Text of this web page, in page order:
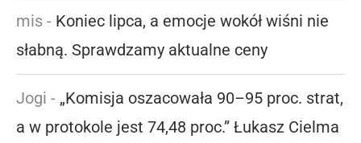
mis - Koniec lipca, a emocje wokół wiśni nie
słabną. Sprawdzamy aktualne ceny
Jogi - „Komisja oszacowała 90–95 proc. strat,
a w protokole jest 74,48 proc.” Łukasz Cielma